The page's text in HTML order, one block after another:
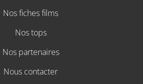
Nos fiches films
Nos tops
Nos partenaires
Nous contacter